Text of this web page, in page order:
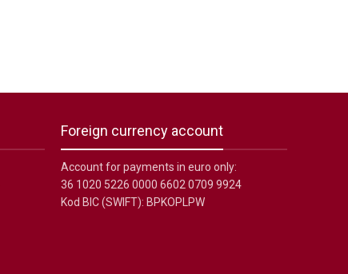
Foreign currency account
Account for payments in euro only:
36 1020 5226 0000 6602 0709 9924
Kod BIC (SWIFT): BPKOPLPW